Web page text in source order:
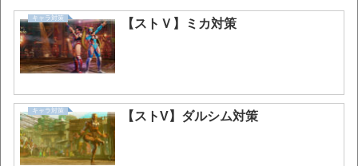
キャラ対策 【ストＶ】ミカ対策
キャラ対策 【ストV】ダルシム対策